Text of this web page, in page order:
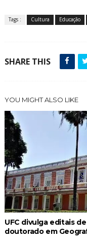
Tags : Cultura Educação
SHARE THIS
YOU MIGHT ALSO LIKE
UFC divulga editais
doutorado em